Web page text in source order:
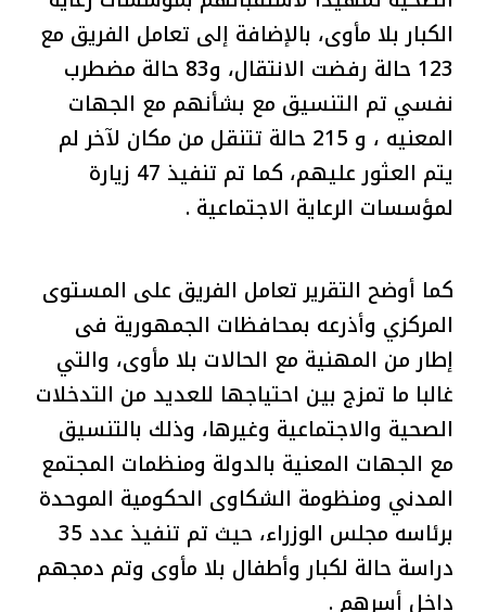
الكبار بلا مأوى، بالإضافة إلى تعامل الفريق مع
123 حالة رفضت الانتقال، و83 حالة مضطرب
نفسي تم التنسيق مع بشأنهم مع الجهات
المعنيه ، و 215 حالة تتنقل من مكان لآخر لم
يتم العثور عليهم، كما تم تنفيذ 47 زيارة
لمؤسسات الرعاية الاجتماعية .
كما أوضح التقرير تعامل الفريق على المستوى
المركزي وأذرعه بمحافظات الجمهورية فى
إطار من المهنية مع الحالات بلا مأوى، والتي
غالبا ما تمزج بين احتياجها للعديد من التدخلات
الصحية والاجتماعية وغيرها، وذلك بالتنسيق
مع الجهات المعنية بالدولة ومنظمات المجتمع
المدني ومنظومة الشكاوى الحكومية الموحدة
برئاسه مجلس الوزراء، حيث تم تنفيذ عدد 35
دراسة حالة لكبار وأطفال بلا مأوى وتم دمجهم
داخل أسرهم .